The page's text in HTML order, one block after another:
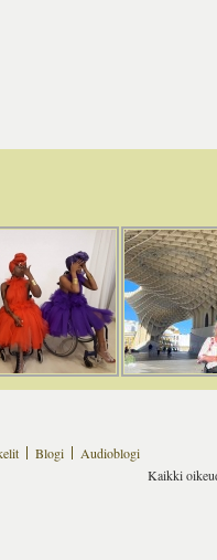
Blogi
Audioblogi
Kaikki